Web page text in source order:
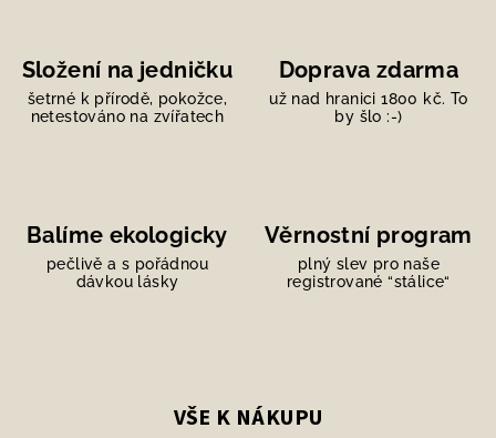
Složení na jedničku
šetrné k přírodě, pokožce,
netestováno na zvířatech
Doprava zdarma
už nad hranici 1800 kč. To
by šlo :-)
Balíme ekologicky
pečlivě a s pořádnou
dávkou lásky
Věrnostní program
plný slev pro naše
registrované “stálice“
VŠE K NÁKUPU